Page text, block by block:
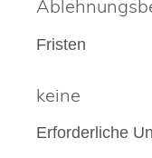
Fristen
keine
Erforderliche